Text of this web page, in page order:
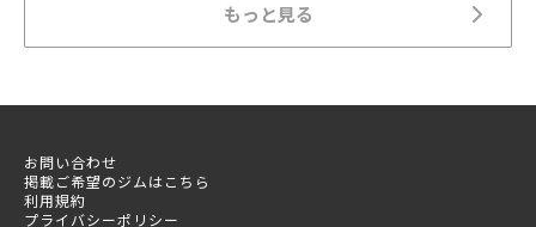
もっと見る
お問い合わせ
掲載ご希望のジムはこちら
利用規約
プライバシーポリシー